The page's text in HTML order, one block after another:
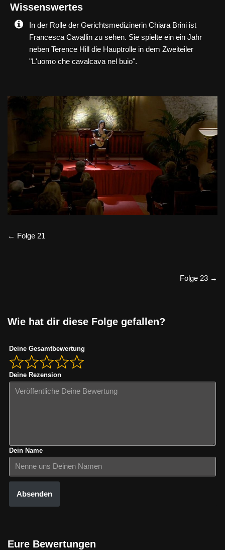
Wissenswertes
In der Rolle der Gerichtsmedizinerin Chiara Brini ist
Francesca Cavallin zu sehen. Sie spielte ein ein Jahr
neben Terence Hill die Hauptrolle in dem Zweiteiler
"L'uomo che cavalcava nel buio".
← Folge 21
Folge 23 →
Wie hat dir diese Folge gefallen?
Deine Gesamtbewertung
Deine Rezension
Dein Name
Absenden
Eure Bewertungen